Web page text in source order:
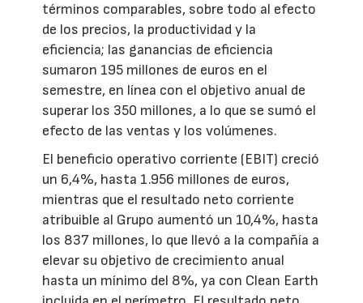
términos comparables, sobre todo al efecto
de los precios, la productividad y la
eficiencia; las ganancias de eficiencia
sumaron 195 millones de euros en el
semestre, en línea con el objetivo anual de
superar los 350 millones, a lo que se sumó el
efecto de las ventas y los volúmenes.
El beneficio operativo corriente (EBIT) creció
un 6,4%, hasta 1.956 millones de euros,
mientras que el resultado neto corriente
atribuible al Grupo aumentó un 10,4%, hasta
los 837 millones, lo que llevó a la compañía a
elevar su objetivo de crecimiento anual
hasta un mínimo del 8%, ya con Clean Earth